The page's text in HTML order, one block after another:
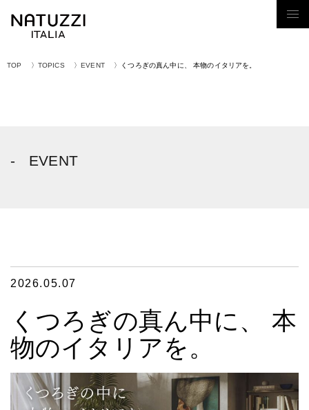
TOP TOPICS EVENT くつろぎの真ん中に、 本物のイタリアを。
EVENT
2026.05.07
くつろぎの真ん中に、 本
物のイタリアを。